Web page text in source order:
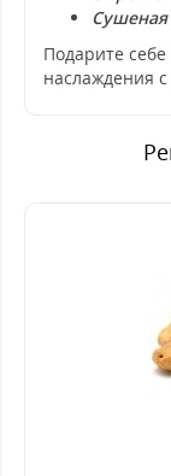
Подарите
наслаждения